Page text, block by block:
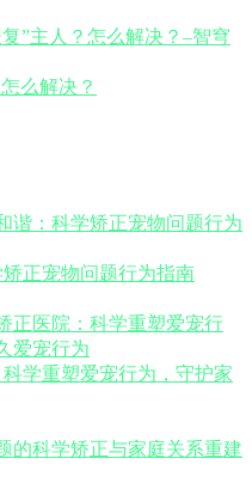
么解决？
正宠物问题行为指南
学重塑爱宠行为，守护家